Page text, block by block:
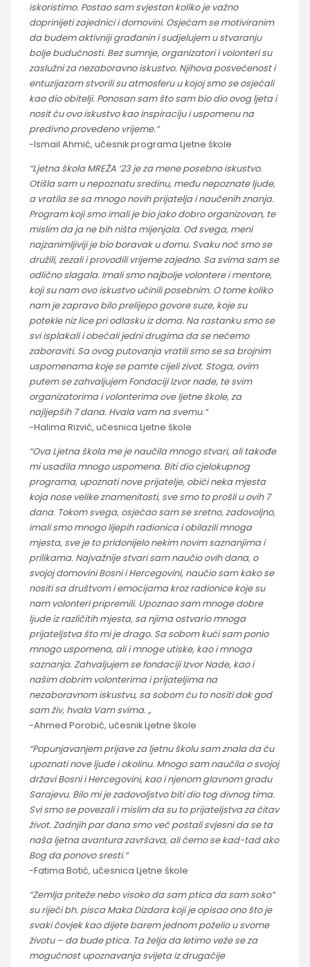
iskoristimo. Postao sam svjestan koliko je važno
doprinijeti zajednici i domovini. Osjećam se motiviranim
da budem aktivniji građanin i sudjelujem u stvaranju
bolje budućnosti. Bez sumnje, organizatori i volonteri su
zaslužni za nezaboravno iskustvo. Njihova posvećenost i
entuzijazam stvorili su atmosferu u kojoj smo se osjećali
kao dio obitelji. Ponosan sam što sam bio dio ovog ljeta i
nosit ću ovo iskustvo kao inspiraciju i uspomenu na
predivno provedeno vrijeme.”
-Ismail Ahmić, učesnik programa Ljetne škole
“Ljetna škola MREŽA ‘23 je za mene posebno iskustvo.
Otišla sam u nepoznatu sredinu, među nepoznate ljude,
a vratila se sa mnogo novih prijatelja i naučenih znanja.
Program koji smo imali je bio jako dobro organizovan, te
mislim da ja ne bih ništa mijenjala. Od svega, meni
najzanimljiviji je bio boravak u domu. Svaku noć smo se
družili, zezali i provodili vrijeme zajedno. Sa svima sam se
odlično slagala. Imali smo najbolje volontere i mentore,
koji su nam ovo iskustvo učinili posebnim. O tome koliko
nam je zapravo bilo prelijepo govore suze, koje su
potekle niz lice pri odlasku iz doma. Na rastanku smo se
svi isplakali i obećali jedni drugima da se nećemo
zaboraviti. Sa ovog putovanja vratili smo se sa brojnim
uspomenama koje se pamte cijeli zivot. Stoga, ovim
putem se zahvaljujem Fondaciji Izvor nade, te svim
organizatorima i volonterima ove ljetne škole, za
najljepših 7 dana. Hvala vam na svemu.“
-Halima Rizvić, učesnica Ljetne škole
“Ova Ljetna škola me je naučila mnogo stvari, ali takođe
mi usadila mnogo uspomena. Biti dio cjelokupnog
programa, upoznati nove prijatelje, obići neka mjesta
koja nose velike znamenitosti, sve smo to prošli u ovih 7
dana. Tokom svega, osjećao sam se sretno, zadovoljno,
imali smo mnogo lijepih radionica i obilazili mnoga
mjesta, sve je to pridonijelo nekim novim saznanjima i
prilikama. Najvažnije stvari sam naučio ovih dana, o
svojoj domovini Bosni i Hercegovini, naučio sam kako se
nositi sa društvom i emocijama kroz radionice koje su
nam volonteri pripremili. Upoznao sam mnoge dobre
ljude iz različitih mjesta, sa njima ostvario mnoga
prijateljstva što mi je drago. Sa sobom kući sam ponio
mnogo uspomena, ali i mnoge utiske, kao i mnoga
saznanja. Zahvaljujem se fondaciji Izvor Nade, kao i
našim dobrim volonterima i prijateljima na
nezaboravnom iskustvu, sa sobom ću to nositi dok god
sam živ, hvala Vam svima. „
-Ahmed Porobić, učesnik Ljetne škole
“Popunjavanjem prijave za ljetnu školu sam znala da ću
upoznati nove ljude i okolinu. Mnogo sam naučila o svojoj
državi Bosni i Hercegovini, kao i njenom glavnom gradu
Sarajevu. Bilo mi je zadovoljstvo biti dio tog divnog tima.
Svi smo se povezali i mislim da su to prijateljstva za čitav
život. Zadnjih par dana smo već postali svjesni da se ta
naša ljetna avantura završava, ali ćemo se kad-tad ako
Bog da ponovo sresti.“
-Fatima Botić, učesnica Ljetne škole
“Zemlja priteže nebo visoko da sam ptica da sam soko”
su riječi bh. pisca Maka Dizdara koji je opisao ono što je
svaki čovjek kao dijete barem jednom poželio u svome
životu – da bude ptica. Ta želja da letimo veže se za
mogućnost upoznavanja svijeta iz drugačije